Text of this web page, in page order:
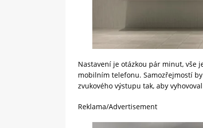
Nastavení je otázkou pár minut, vše
mobilním telefonu. Samozřejmostí
zvukového výstupu tak, aby
Reklama/Advertisement